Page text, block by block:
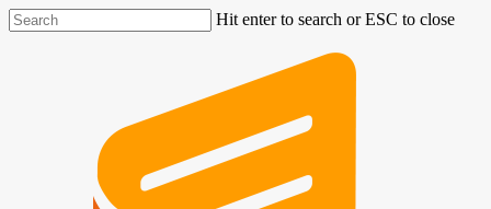
Hit enter to search or ESC to close